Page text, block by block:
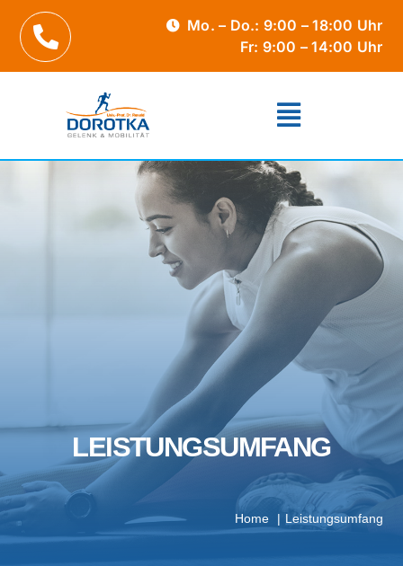
Zum
Inhalt
springen
Mo. – Do.: 9:00 – 18:00 Uhr
Fr: 9:00 – 14:00 Uhr
LEISTUNGSUMFANG
Home Leistungsumfang